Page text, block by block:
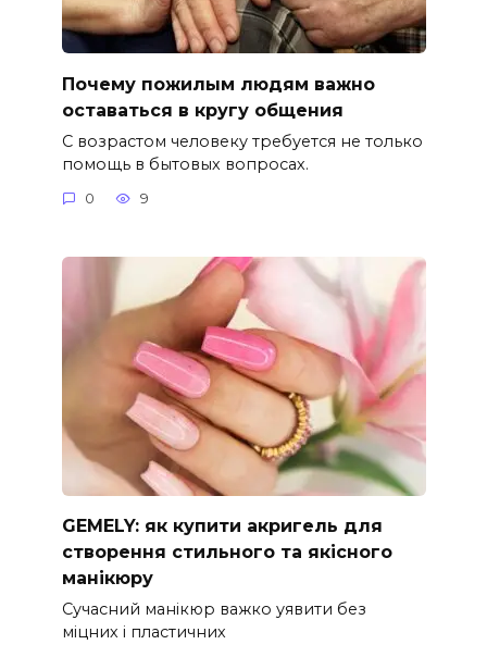
Почему пожилым людям важно
оставаться в кругу общения
С возрастом человеку требуется не только
помощь в бытовых вопросах.
0 9
GEMELY: як купити акригель для
створення стильного та якісного
манікюру
Сучасний манікюр важко уявити без
міцних і пластичних